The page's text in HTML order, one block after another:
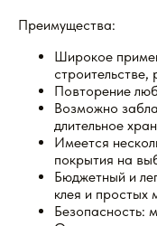
Преимущества:
Широкое
Повторение
Возможно
длительное
Имеется
покрытия на
Бюджетный и
клея и простых
Безопасность: